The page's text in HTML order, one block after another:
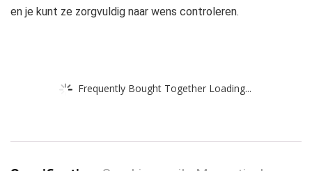
en je kunt ze zorgvuldig naar wens controleren.
Frequently Bought Together Loading...